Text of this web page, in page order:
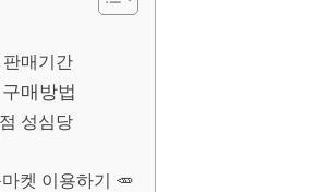
매기간
매방법
성심당
켓 이용하기 🥕